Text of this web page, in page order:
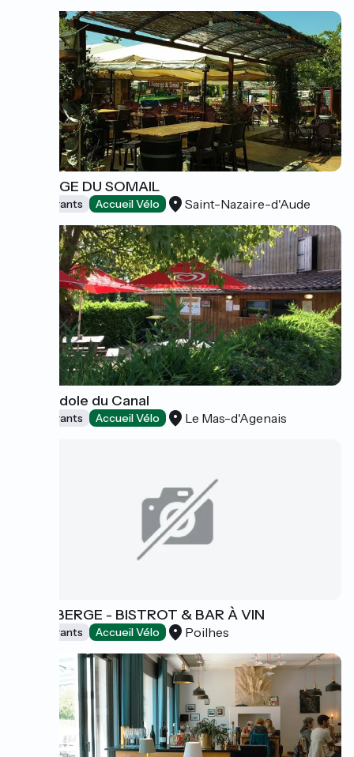
AUBERGE DU SOMAIL
Restaurants Accueil Vélo Saint-Nazaire-d'Aude
La Gondole du Canal
Restaurants Accueil Vélo Le Mas-d'Agenais
VINAUBERGE - BISTROT & BAR À VIN
Restaurants Accueil Vélo Poilhes